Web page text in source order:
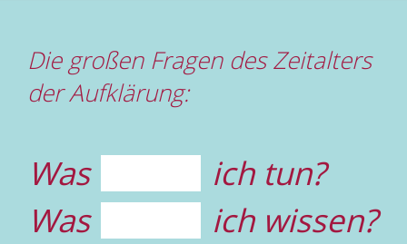
Die großen Fragen des Zeitalters
der Aufklärung:
Was
ich tun?
Was
ich wissen?